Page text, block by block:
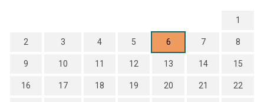
1
2 3 4 5 6 7 8
9 10 11 12 13 14 15
16 17 18 19 20 21 22